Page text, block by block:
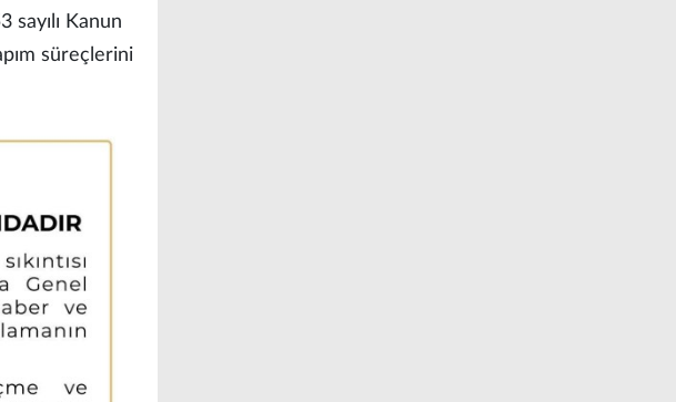
Kanun
süreçlerini